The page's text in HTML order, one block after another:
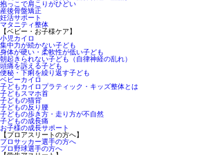
抱っこで肩こりがひどい
産後骨盤矯正
妊活サポート
マタニティ整体
【ベビー・お子様ケア】
小児カイロ
集中力が続かない子ども
身体が硬い・柔軟性が低い子ども
朝起きられない子ども（自律神経の乱れ）
頭痛を訴える子ども
便秘・下痢を繰り返す子ども
ベビーカイロ
子どもカイロプラティック・キッズ整体とは
子どもスマホ首
子どもの猫背
子どもの反り腰
子どもの歩き方・走り方が不自然
子どもの成長痛
お子様の成長サポート
【プロアスリートの方へ】
プロサッカー選手の方へ
プロ野球選手の方へ